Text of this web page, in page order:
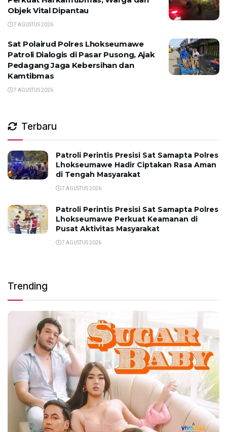
Objek Vital Dipantau
7 AGUSTUS 2026
Sat Polairud Polres Lhokseumawe
Patroli Dialogis di Pasar Pusong, Ajak
Pedagang Jaga Kebersihan dan
Kamtibmas
7 AGUSTUS 2026
Terbaru
Patroli Perintis Presisi Sat Samapta Polres
Lhokseumawe Hadir Ciptakan Rasa Aman
di Tengah Masyarakat
7 AGUSTUS 2026
Patroli Perintis Presisi Sat Samapta Polres
Lhokseumawe Perkuat Keamanan di
Pusat Aktivitas Masyarakat
7 AGUSTUS 2026
Trending